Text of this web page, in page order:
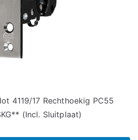
4119/17 Rechthoekig PC55
(Incl. Sluitplaat)